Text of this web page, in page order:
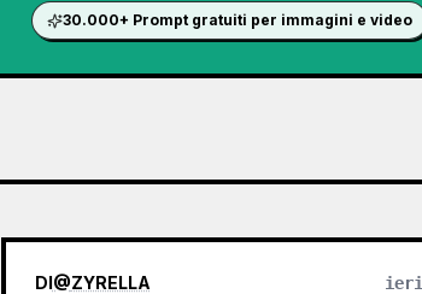
30.000+ Prompt gratuiti per immagini e video
DI@ZYRELLA ieri